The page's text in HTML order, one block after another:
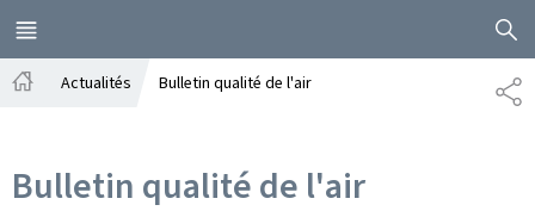
MENU
PRINCIPAL
Actualités Bulletin qualité de l'air
Bulletin qualité de l'air